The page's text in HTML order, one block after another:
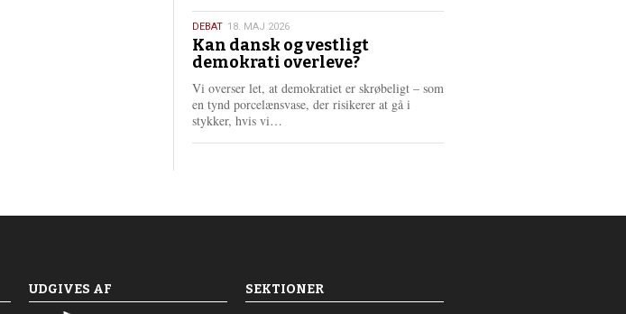
18.
maj
2026
DEBAT 18. MAJ 2026
Kan dansk og vestligt
demokrati overleve?
Vi overser let, at demokratiet er skrøbeligt – som
en tynd porcelænsvase, der risikerer at gå i
stykker, hvis vi…
e
UDGIVES AF SEKTIONER